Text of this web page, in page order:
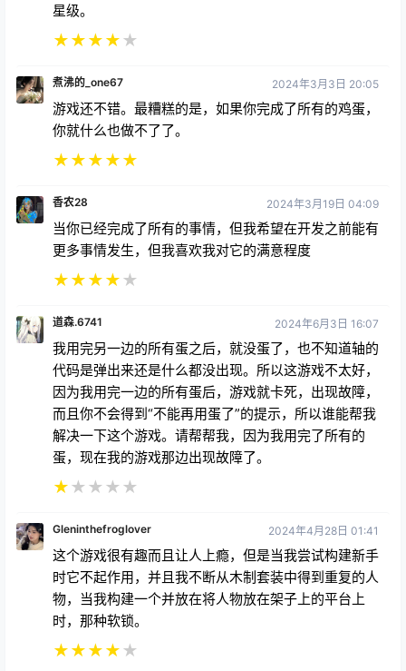
星级。
★★★★★
煮沸的_one67 2024年3月3日 20:05
游戏还不错。最糟糕的是，如果你完成了所有的鸡蛋，
你就什么也做不了了。
★★★★★
香农28 2024年3月19日 04:09
当你已经完成了所有的事情，但我希望在开发之前能有
更多事情发生，但我喜欢我对它的满意程度
★★★★★
道森.6741 2024年6月3日 16:07
我用完另一边的所有蛋之后，就没蛋了，也不知道轴的
代码是弹出来还是什么都没出现。所以这游戏不太好，
因为我用完一边的所有蛋后，游戏就卡死，出现故障，
而且你不会得到“不能再用蛋了”的提示，所以谁能帮我
解决一下这个游戏。请帮帮我，因为我用完了所有的
蛋，现在我的游戏那边出现故障了。
★★ ★ ★ ★
Gleninthefroglover 2024年4月28日 01:41
这个游戏很有趣而且让人上瘾，但是当我尝试构建新手
时它不起作用，并且我不断从木制套装中得到重复的人
物，当我构建一个并放在将人物放在架子上的平台上
时，那种软锁。
★★★★★